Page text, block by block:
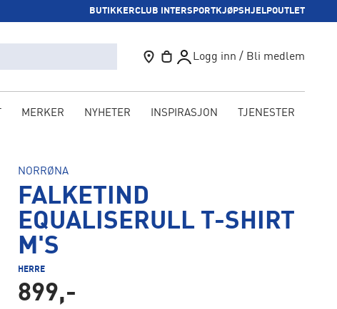
BUTIKKERCLUB INTERSPORTKJØPSHJELPOUTLET
Logg inn / Bli medlem
MERKER NYHETER INSPIRASJON TJENESTER
NORRØNA
FALKETIND
EQUALISERULL T-SHIRT
M'S
HERRE
899,-